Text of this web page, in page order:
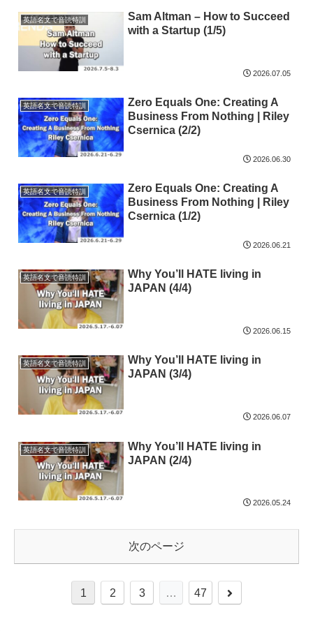
英語名文で音読特訓
Sam Altman – How to Succeed
with a Startup (1/5)
2026.07.05
英語名文で音読特訓
Zero Equals One: Creating A
Business From Nothing | Riley
Csernica (2/2)
2026.06.30
英語名文で音読特訓
Zero Equals One: Creating A
Business From Nothing | Riley
Csernica (1/2)
2026.06.21
英語名文で音読特訓
Why You’ll HATE living in
JAPAN (4/4)
2026.06.15
英語名文で音読特訓
Why You’ll HATE living in
JAPAN (3/4)
2026.06.07
英語名文で音読特訓
Why You’ll HATE living in
JAPAN (2/4)
2026.05.24
次のページ
1 2 3 … 47